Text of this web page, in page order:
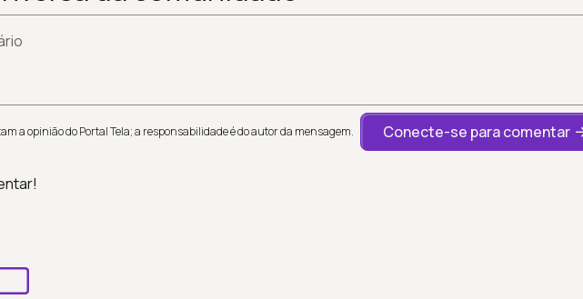
a opinião do Portal Tela; a responsabilidade é do autor da mensagem. Conecte-se para comentar